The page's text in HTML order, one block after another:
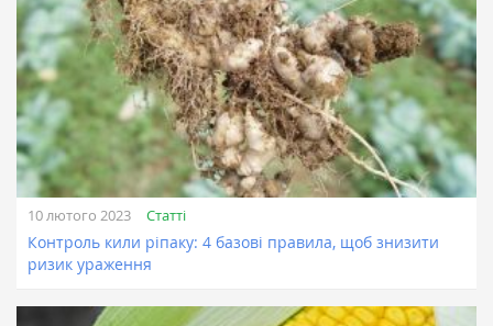
10 лютого 2023 Статті
Контроль кили ріпаку: 4 базові правила, щоб знизити
ризик ураження